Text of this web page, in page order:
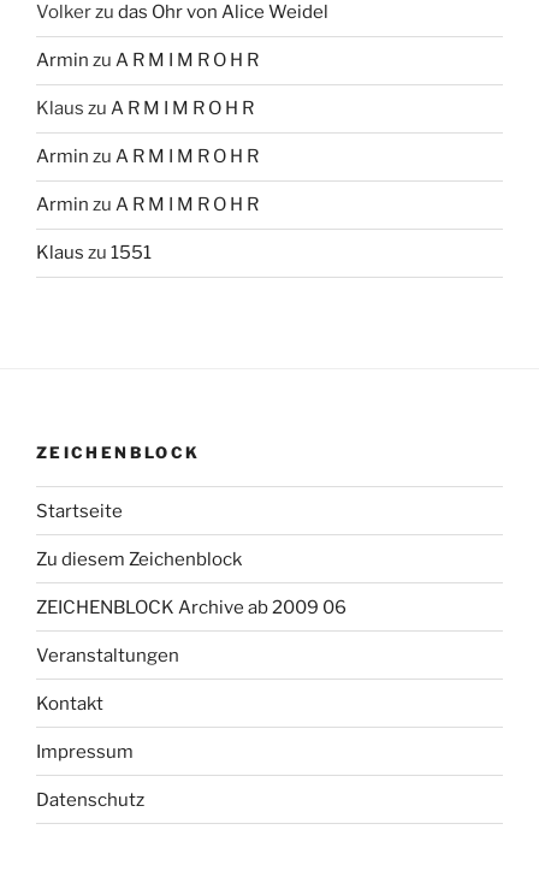
Volkerzu das Ohr von Alice Weidel
Armin zu A R M I M R O H R
Klaus zu A R M I M R O H R
Armin zu A R M I M R O H R
Armin zu A R M I M R O H R
Klaus zu 1551
ZEICHENBLOCK
Startseite
Zu diesem Zeichenblock
ZEICHENBLOCK Archive ab 2009 06
Veranstaltungen
Kontakt
Impressum
Datenschutz